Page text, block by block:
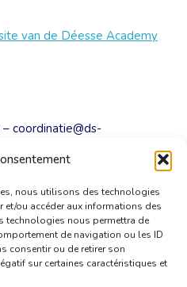
nous utilisons des technologies
ou accéder aux informations des
technologies nous permettra de
de navigation ou les ID
consentir ou de retirer son
sur certaines caractéristiques et
van de Déesse Academy
coordinatie@ds-